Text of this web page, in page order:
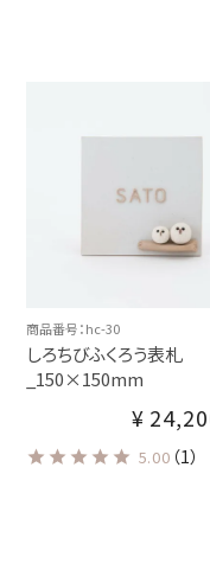
商品番号：hc-30
しろちびふくろう表札
_150×150mm
¥
5.00 （1）